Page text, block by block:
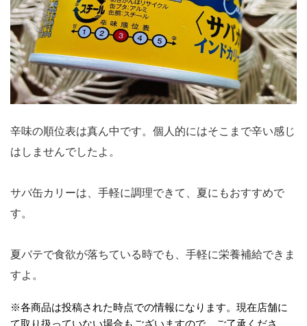
辛味の順位表は真ん中です。個人的にはそこまで辛い感じ
はしませんでしたよ。
サバ缶カリーは、手軽に調理できて、夏にもおすすめで
す。
夏バテで食欲が落ちている時でも、手軽に栄養補給できま
すよ。
※各商品は投稿された時点での情報になります。現在店舗に
て取り扱っていない場合もございますので、ご了承くださ